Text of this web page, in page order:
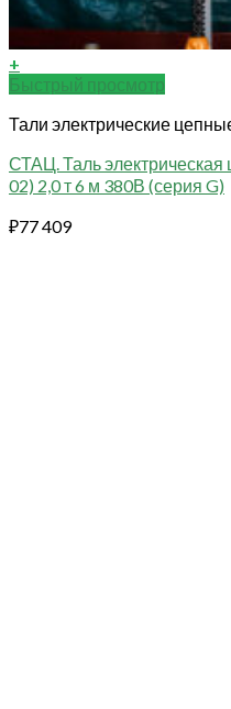
+
Быстрый просмотр
Тали электрические
СТАЦ. Таль
02) 2,0 т 6 м 380В (серия G)
₽77 409